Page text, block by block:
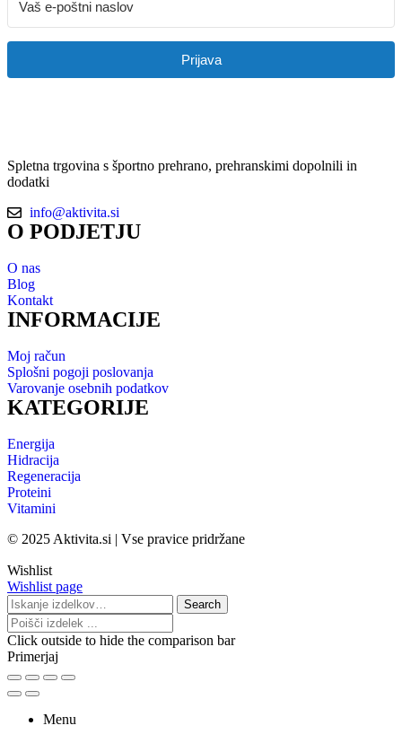
Prijava
Spletna trgovina s športno prehrano, prehranskimi dopolnili in
dodatki
info@aktivita.si
O PODJETJU
O nas
Blog
Kontakt
INFORMACIJE
Moj račun
Splošni pogoji poslovanja
Varovanje osebnih podatkov
KATEGORIJE
Energija
Hidracija
Regeneracija
Proteini
Vitamini
© 2025 Aktivita.si | Vse pravice pridržane
Wishlist
Wishlist page
Search
Click outside to hide the comparison bar
Primerjaj
Menu